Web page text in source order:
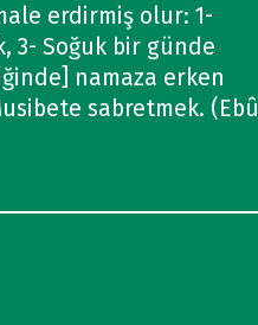
erdirmiş olur: 1-
3- Soğuk bir günde
namaza erken
sabretmek. (Ebû